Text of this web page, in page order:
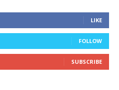
LIKE
FOLLOW
SUBSCRIBE